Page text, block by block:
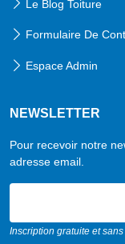
Le Blog Toiture
Formulaire De
Espace Admin
NEWSLETTER
Pour recevoir notre
adresse email.
email
Inscription gratuite et